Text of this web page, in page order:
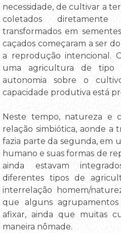
necessidade, de cultivar a
coletados
transformados em
caçados começaram a ser
a reprodução intencional.
uma agricultura de tipo
autonomia sobre o
capacidade produtiva está
Neste tempo, natureza e
relação simbiótica, aonde a
fazia parte da segunda, em
humano e suas formas de
ainda estavam
diferentes tipos de
interrelação homem/
que alguns
afixar, ainda que muitas
maneira nômade.